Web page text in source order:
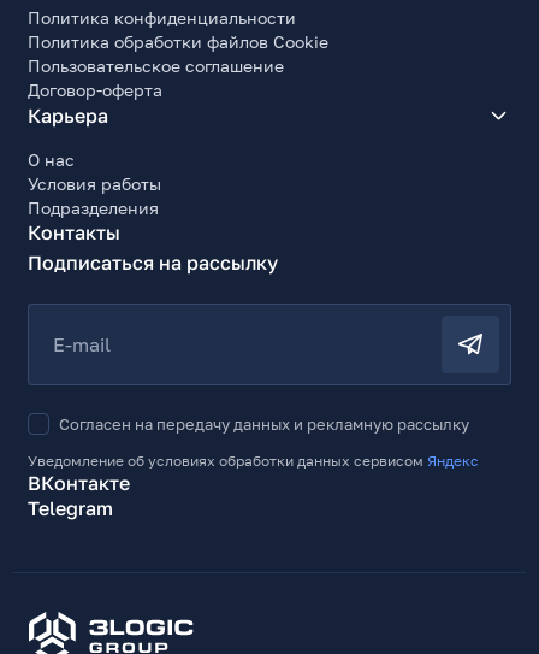
Политика конфиденциальности
Политика обработки файлов Cookie
Пользовательское соглашение
Договор-оферта
Карьера
О нас
Условия работы
Подразделения
Контакты
Подписаться на рассылку
E-mail
Согласен на передачу данных и рекламную рассылку
Уведомление об условиях обработки данных сервисом Яндекс
ВКонтакте
Telegram